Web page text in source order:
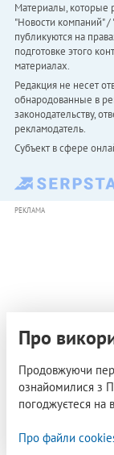
Материалы, которые
"Новости компаний"
публикуются на
подготовке этого
материалах.
Редакция не несет
обнародованные в
законодательству,
рекламодатель.
Субъект в сфере
РЕКЛАМА
Про
Продовжуючи
ознайомилися з
погоджуєтеся на
Про файли